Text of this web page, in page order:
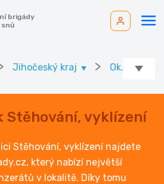
brigády
snů
Jihočeský kraj > Ok. Písek
Stěhování, vyklízení
Stěhování, vyklízení najdete
který nabízí největší
v lokalitě. Díky tomu